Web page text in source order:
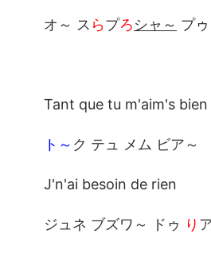
オ～ ス らプろシャ～ プ
Tant que tu m'aim's bien
ト～ ク テュ メム ビア～
J'n'ai besoin de rien
ジュネ ブズワ～ ドゥ り